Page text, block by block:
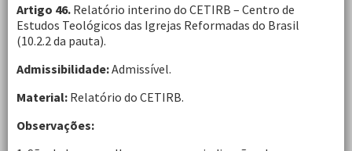
Artigo 46. Relatório interino do CETIRB – Centro de
Estudos Teológicos das Igrejas Reformadas do Brasil
(10.2.2 da pauta).
Admissibilidade:Admissível.
Material: Relatório do CETIRB.
Observações: